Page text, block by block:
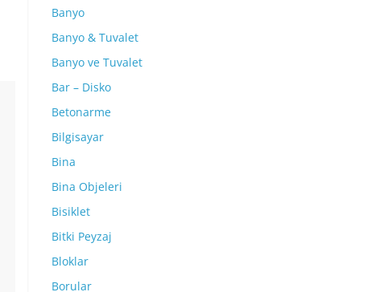
Banyo
Banyo & Tuvalet
Banyo ve Tuvalet
Bar – Disko
Betonarme
Bilgisayar
Bina
Bina Objeleri
Bisiklet
Bitki Peyzaj
Bloklar
Borular